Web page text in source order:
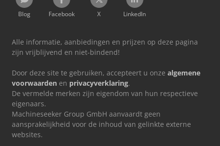
Blog Facebook X LinkedIn
Alle informatie, aanbiedingen en prijzen op deze pagina
zijn vrijblijvend en niet-bindend!
Door deze site te gebruiken, accepteert u onze algemene
voorwaarden en privacyverklaring.
De vermelde merken zijn eigendom van hun respectieve
eigenaars.
Machineseeker Group GmbH aanvaardt geen
aansprakelijkheid voor de inhoud van gelinkte externe
websites.